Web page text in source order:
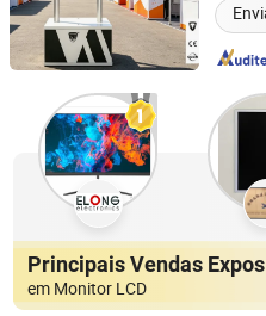
em Monitor LCD